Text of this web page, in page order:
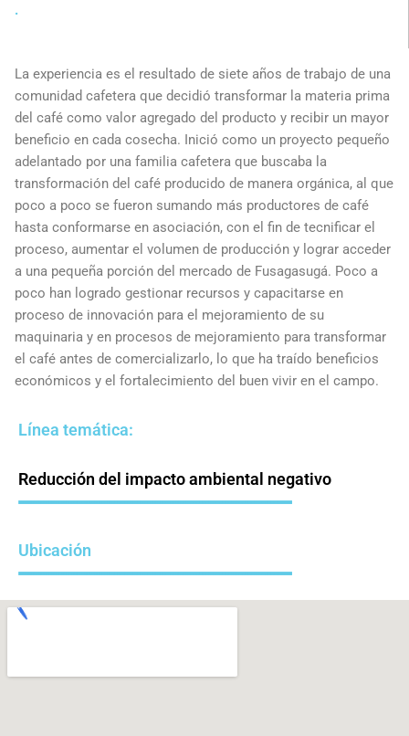
.
La experiencia es el resultado de siete años de trabajo de una
comunidad cafetera que decidió transformar la materia prima
del café como valor agregado del producto y recibir un mayor
beneficio en cada cosecha. Inició como un proyecto pequeño
adelantado por una familia cafetera que buscaba la
transformación del café producido de manera orgánica, al que
poco a poco se fueron sumando más productores de café
hasta conformarse en asociación, con el fin de tecnificar el
proceso, aumentar el volumen de producción y lograr acceder
a una pequeña porción del mercado de Fusagasugá. Poco a
poco han logrado gestionar recursos y capacitarse en
proceso de innovación para el mejoramiento de su
maquinaria y en procesos de mejoramiento para transformar
el café antes de comercializarlo, lo que ha traído beneficios
económicos y el fortalecimiento del buen vivir en el campo.
Línea temática:
Reducción del impacto ambiental negativo
Ubicación